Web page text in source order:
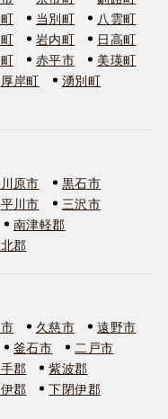
当別町
八雲町
岩内町
日高町
赤平市
美瑛町
厚岸町
湧別町
原市
黒石市
平川市
三沢市
南津軽郡
郡
久慈市
遠野市
釜石市
二戸市
郡
紫波郡
郡
下閉伊郡